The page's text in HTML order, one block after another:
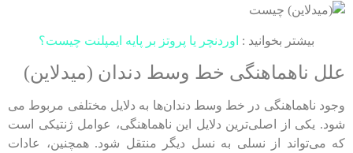
بیشتر بخوانید : اوردنچر یا پروتز بر پایه ایمپلنت چیست؟
علل ناهماهنگی خط وسط دندان (میدلاین)
وجود ناهماهنگی در خط وسط دندان‌ها به دلایل مختلفی مربوط می
شود. یکی از اصلی‌ترین دلایل این ناهماهنگی، عوامل ژنتیکی است
که می‌تواند از نسلی به نسل دیگر منتقل شود. همچنین، عادات